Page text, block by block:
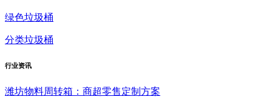
绿色垃圾桶
分类垃圾桶
行业资讯
潍坊物料周转箱：商超零售定制方案